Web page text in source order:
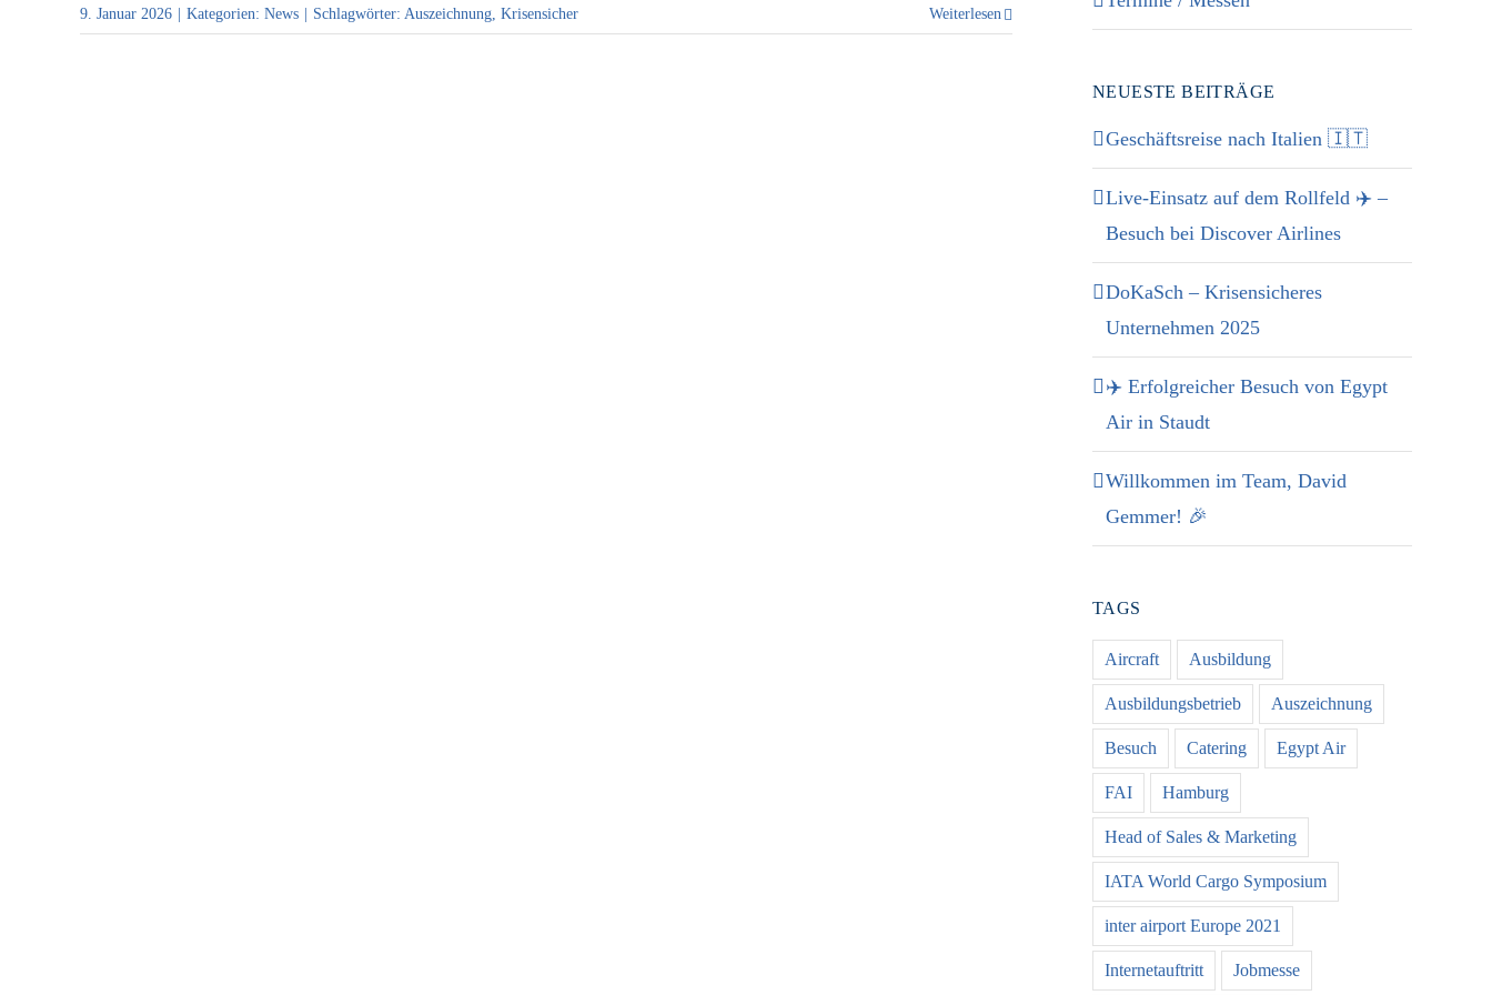
9. Januar 2026 Kategorien: News Schlagwörter: Auszeichnung, Krisensicher Weiterlesen
NEUESTE BEITRÄGE
Geschäftsreise nach Italien 🇮🇹
Live-Einsatz auf dem Rollfeld ✈️ –
Besuch bei Discover Airlines
DoKaSch – Krisensicheres
Unternehmen 2025
✈️ Erfolgreicher Besuch von Egypt
Air in Staudt
Willkommen im Team, David
Gemmer! 🎉
TAGS
Aircraft Ausbildung
Ausbildungsbetrieb Auszeichnung
Besuch Catering Egypt Air
FAI Hamburg
Head of Sales & Marketing
IATA World Cargo Symposium
inter airport Europe 2021
Internetauftritt Jobmesse